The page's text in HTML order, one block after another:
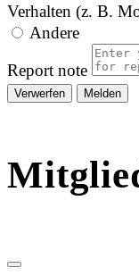
Verhalten (z. B.
Andere
Report note
Melden